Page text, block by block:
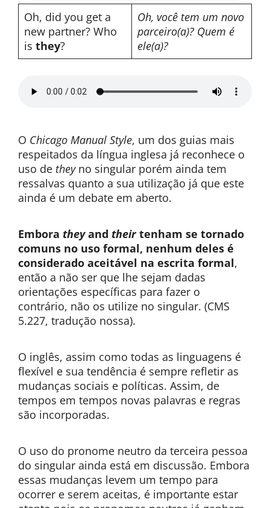
Oh, did you get a
new partner? Who
is they?
Oh, você tem um novo
parceiro(a)? Quem é
ele(a)?
O Chicago Manual Style, um dos guias mais
respeitados da língua inglesa já reconhece o
uso de theyno singular porém ainda tem
ressalvas quanto a sua utilização já que este
ainda é um debate em aberto.
Embora theyand their tenham se tornado
comuns no uso formal, nenhum deles é
considerado aceitável na escrita formal,
então a não ser que lhe sejam dadas
orientações específicas para fazer o
contrário, não os utilize no singular. (CMS
5.227, tradução nossa).
O inglês, assim como todas as linguagens é
flexível e sua tendência é sempre refletir as
mudanças sociais e políticas. Assim, de
tempos em tempos novas palavras e regras
são incorporadas.
O uso do pronome neutro da terceira pessoa
do singular ainda está em discussão. Embora
essas mudanças levem um tempo para
ocorrer e serem aceitas, é importante estar